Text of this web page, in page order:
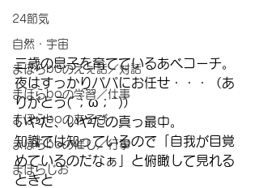
24節気
自然・宇宙
まほらboのえぇ話／対話
まほらboの学習／仕事
まほらboのあそび
まほらboの催し／行事
まほらじお
三歳の息子を育てているあべコーチ。
夜はすっかりパパにお任せ・・・（あ
りがとう(´；ω；`)）
いやだ、いやだの真っ最中。
知識では知っているので「自我が目覚
めているのだなぁ」と俯瞰して見れる
ときと